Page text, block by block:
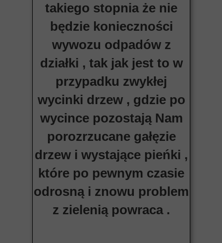
takiego stopnia że nie
będzie konieczności
wywozu odpadów z
działki , tak jak jest to w
przypadku zwykłej
wycinki drzew , gdzie po
wycince pozostają Nam
porozrzucane gałęzie
drzew i wystające pieńki ,
które po pewnym czasie
odrosną i znowu problem
z zielenią powraca .